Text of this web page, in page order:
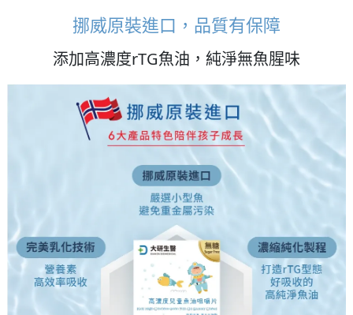
挪威原裝進口，品質有保障
添加高濃度rTG魚油，純淨無魚腥味